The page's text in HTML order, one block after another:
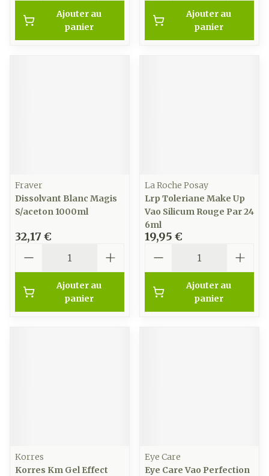
Ajouter au
panier
Ajouter au
panier
Fraver
Dissolvant Blanc Magis
S/aceton 1000ml
32,17 €
Ajouter au
panier
La Roche Posay
Lrp Toleriane Make Up
Vao Silicum Rouge Par 24
6ml
19,95 €
Ajouter au
panier
Korres
Korres Km Gel Effect
Eye Care
Eye Care Vao Perfection